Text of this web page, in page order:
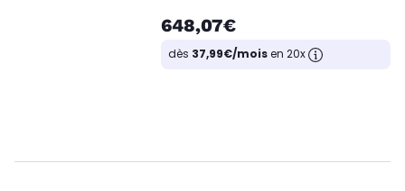
648,07€
dès 37,99€/moisen 20x